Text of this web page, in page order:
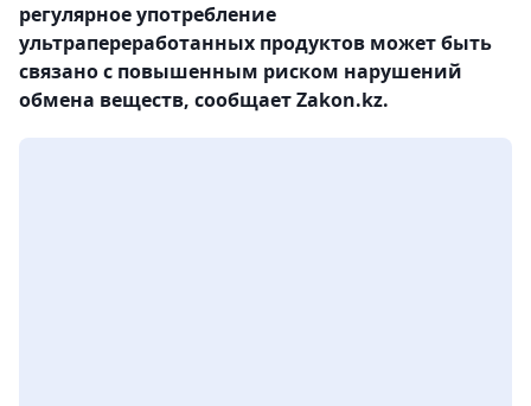
регулярное употребление
ультрапереработанных продуктов может быть
связано с повышенным риском нарушений
обмена веществ, сообщает Zakon.kz.